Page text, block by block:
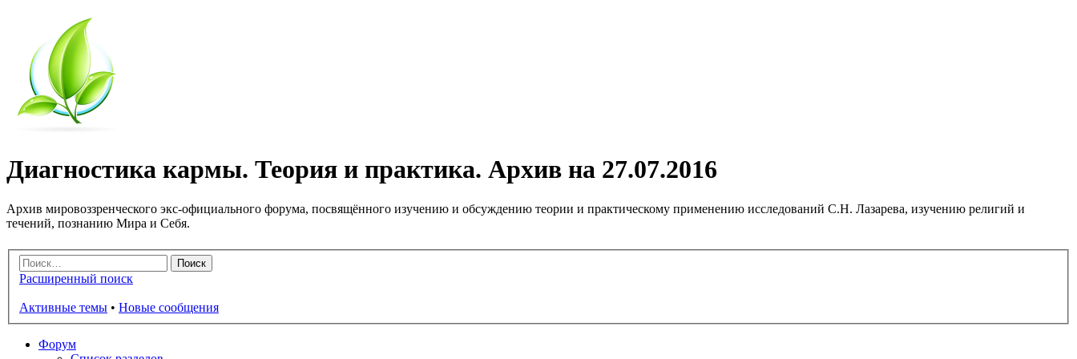
Диагностика кармы. Теория и практика. Архив на 27.07.2016
Архив мировоззренческого экс-официального форума, посвящённого изучению и обсуждению теории и практическому применению исследований С.Н. Лазарева, изучению религий и
течений, познанию Мира и Себя.
Расширенный поиск
Активные темы • Новые сообщения
Форум